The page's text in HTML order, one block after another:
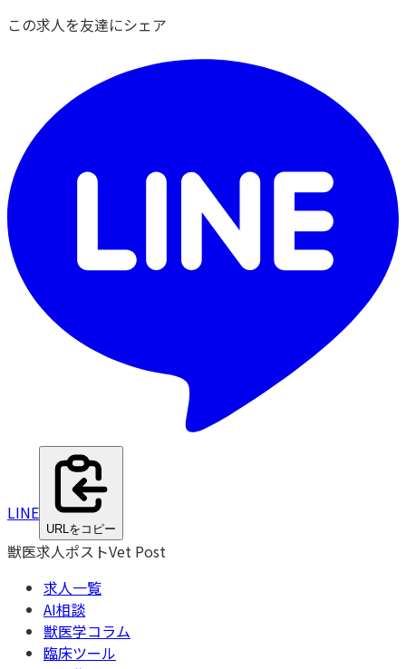
この求人を友達にシェア
LINE
URLをコピー
獣医求人ポストVet Post
求人一覧
AI相談
獣医学コラム
臨床ツール